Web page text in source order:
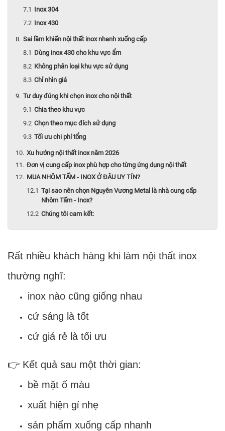
Inox 304
Inox 430
Sai lầm khiến nội thất inox nhanh xuống cấp
Dùng inox 430 cho khu vực ẩm
Không phân loại khu vực sử dụng
Chỉ nhìn giá
Tư duy đúng khi chọn inox cho nội thất
Chia theo khu vực
Chọn theo mục đích sử dụng
Tối ưu chi phí tổng
Xu hướng nội thất inox năm 2026
Đơn vị cung cấp inox phù hợp cho từng ứng dụng nội thất
MUA NHÔM TẤM - INOX Ở ĐÂU UY TÍN?
Tại sao nên chọn Nguyên Vương Metal là nhà cung cấp
Nhôm Tấm - Inox?
Chúng tôi cam kết:
Rất nhiều khách hàng khi làm nội thất inox
thường nghĩ:
inox nào cũng giống nhau
cứ sáng là tốt
cứ giá rẻ là tối ưu
👉 Kết quả sau một thời gian:
bề mặt ố màu
xuất hiện gỉ nhẹ
sản phẩm xuống cấp nhanh